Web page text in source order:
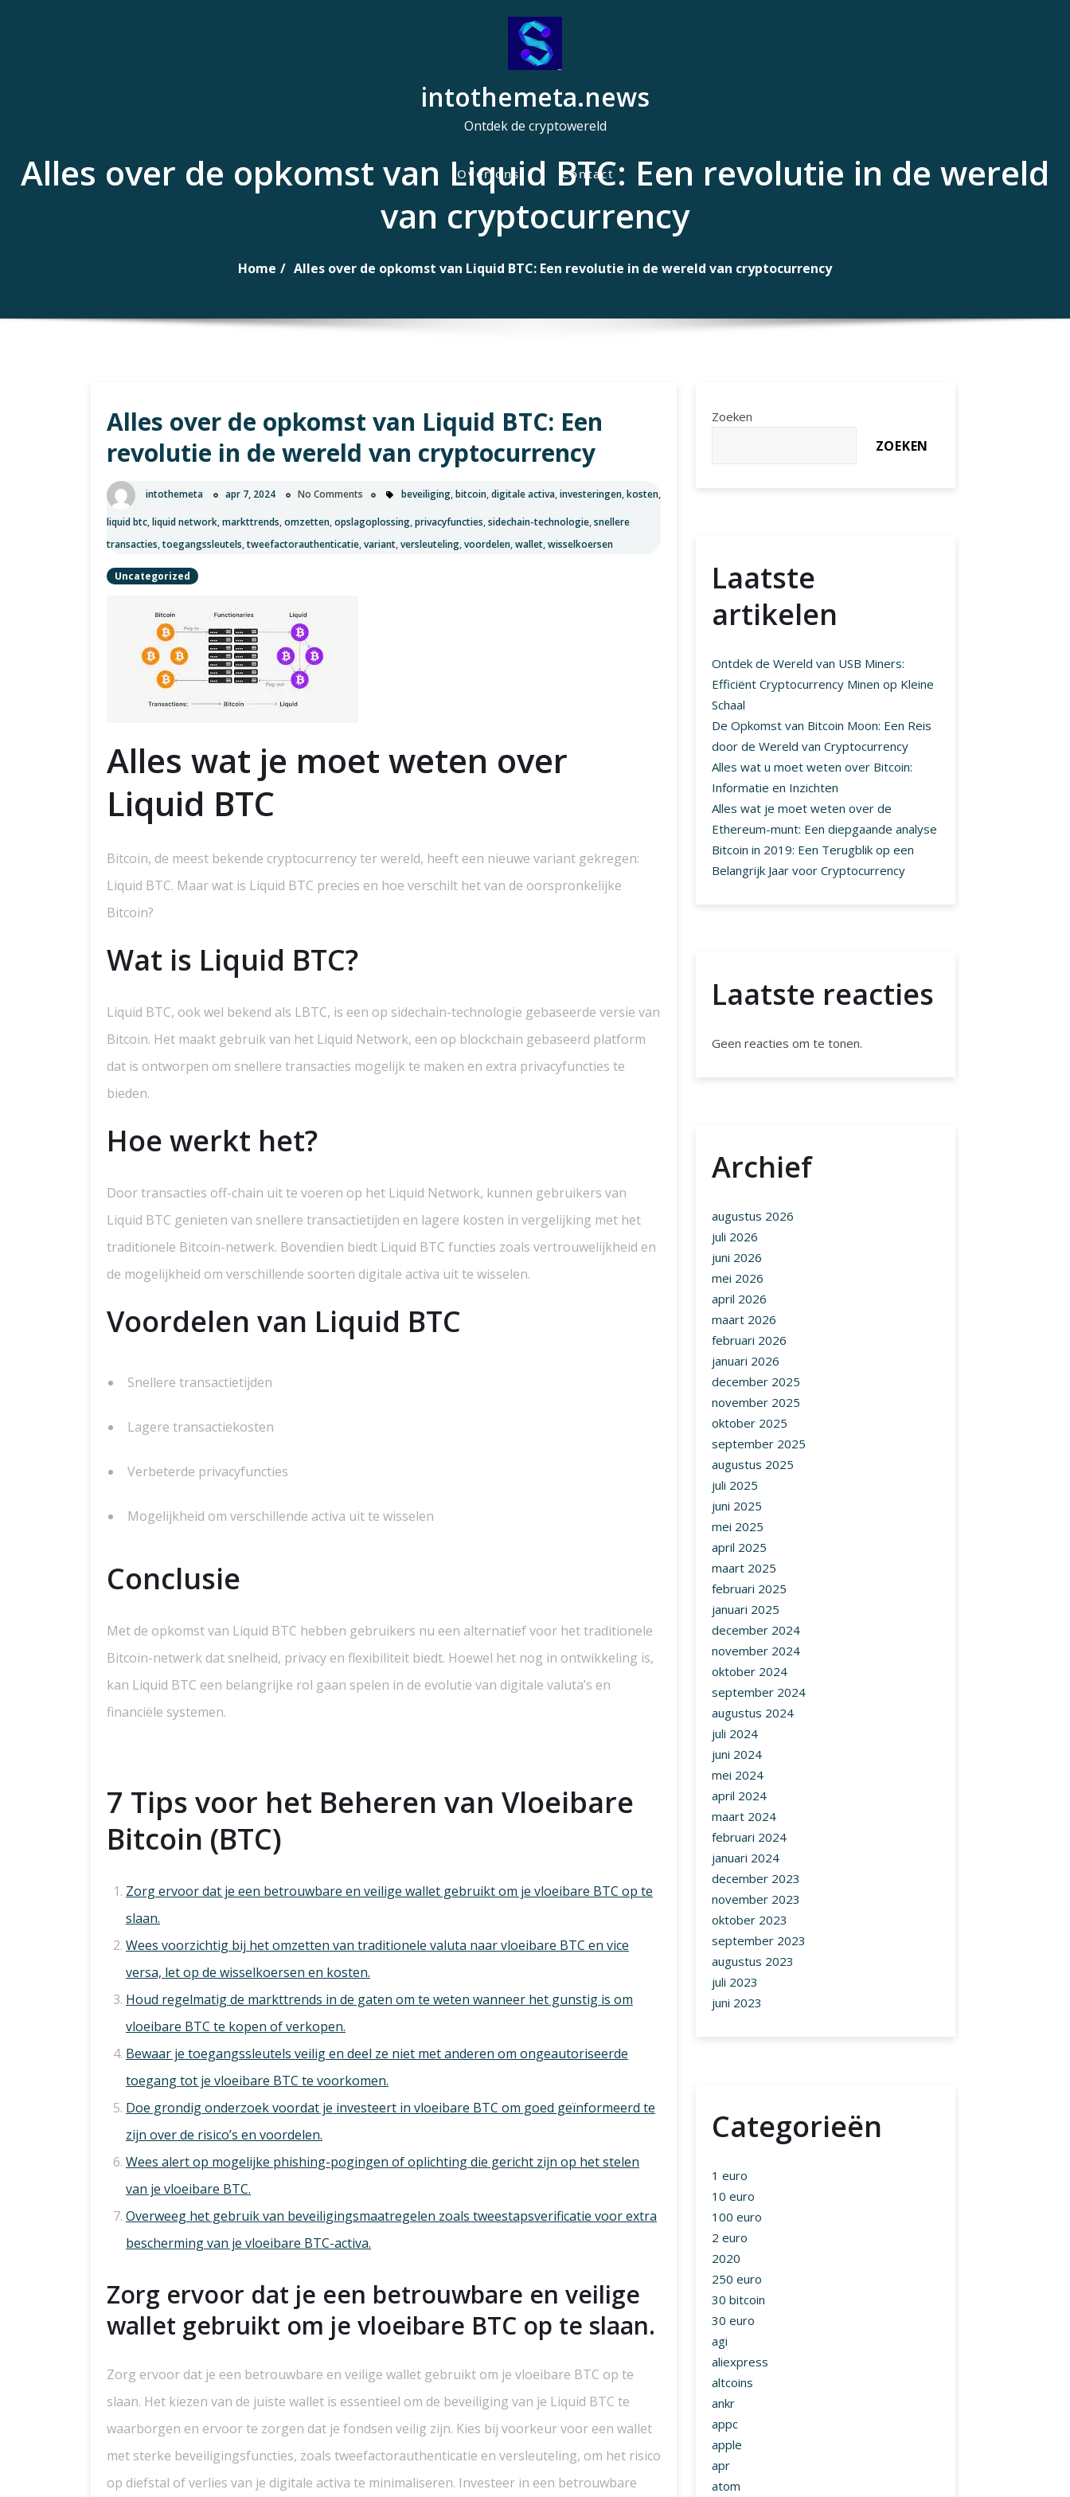
intothemeta.news
Ontdek de cryptowereld
H
d
e
Over ons Contact
Alles over de opkomst van Liquid BTC: Een revolutie in de wereld
van cryptocurrency
Home Alles over de opkomst van Liquid BTC: Een revolutie in de wereld van cryptocurrency
Alles over de opkomst van Liquid BTC: Een
revolutie in de wereld van cryptocurrency
intothemeta apr 7, 2024 No Comments beveiliging,bitcoin,digitale activa,investeringen,kosten,
liquid btc,liquid network,markttrends,omzetten,opslagoplossing,privacyfuncties,sidechain-technologie,snellere
transacties,toegangssleutels,tweefactorauthenticatie,variant,versleuteling,voordelen,wallet,wisselkoersen
Uncategorized
Alles wat je moet weten over
Liquid BTC
Bitcoin, de meest bekende cryptocurrency ter wereld, heeft een nieuwe variant gekregen:
Liquid BTC. Maar wat is Liquid BTC precies en hoe verschilt het van de oorspronkelijke
Bitcoin?
Wat is Liquid BTC?
Liquid BTC, ook wel bekend als LBTC, is een op sidechain-technologie gebaseerde versie van
Bitcoin. Het maakt gebruik van het Liquid Network, een op blockchain gebaseerd platform
dat is ontworpen om snellere transacties mogelijk te maken en extra privacyfuncties te
bieden.
Hoe werkt het?
Door transacties off-chain uit te voeren op het Liquid Network, kunnen gebruikers van
Liquid BTC genieten van snellere transactietijden en lagere kosten in vergelijking met het
traditionele Bitcoin-netwerk. Bovendien biedt Liquid BTC functies zoals vertrouwelijkheid en
de mogelijkheid om verschillende soorten digitale activa uit te wisselen.
Voordelen van Liquid BTC
Snellere transactietijden
Lagere transactiekosten
Verbeterde privacyfuncties
Mogelijkheid om verschillende activa uit te wisselen
Conclusie
Met de opkomst van Liquid BTC hebben gebruikers nu een alternatief voor het traditionele
Bitcoin-netwerk dat snelheid, privacy en flexibiliteit biedt. Hoewel het nog in ontwikkeling is,
kan Liquid BTC een belangrijke rol gaan spelen in de evolutie van digitale valuta’s en
financiële systemen.
7 Tips voor het Beheren van Vloeibare
Bitcoin (BTC)
Zorg ervoor dat je een betrouwbare en veilige wallet gebruikt om je vloeibare BTC op te
slaan.
Wees voorzichtig bij het omzetten van traditionele valuta naar vloeibare BTC en vice
versa, let op de wisselkoersen en kosten.
Houd regelmatig de markttrends in de gaten om te weten wanneer het gunstig is om
vloeibare BTC te kopen of verkopen.
Bewaar je toegangssleutels veilig en deel ze niet met anderen om ongeautoriseerde
toegang tot je vloeibare BTC te voorkomen.
Doe grondig onderzoek voordat je investeert in vloeibare BTC om goed geïnformeerd te
zijn over de risico’s en voordelen.
Wees alert op mogelijke phishing-pogingen of oplichting die gericht zijn op het stelen
van je vloeibare BTC.
Overweeg het gebruik van beveiligingsmaatregelen zoals tweestapsverificatie voor extra
bescherming van je vloeibare BTC-activa.
Zorg ervoor dat je een betrouwbare en veilige
wallet gebruikt om je vloeibare BTC op te slaan.
Zorg ervoor dat je een betrouwbare en veilige wallet gebruikt om je vloeibare BTC op te
slaan. Het kiezen van de juiste wallet is essentieel om de beveiliging van je Liquid BTC te
waarborgen en ervoor te zorgen dat je fondsen veilig zijn. Kies bij voorkeur voor een wallet
met sterke beveiligingsfuncties, zoals tweefactorauthenticatie en versleuteling, om het risico
op diefstal of verlies van je digitale activa te minimaliseren. Investeer in een betrouwbare
Zoeken
ZOEKEN
Laatste
artikelen
Ontdek de Wereld van USB Miners:
Efficiënt Cryptocurrency Minen op Kleine
Schaal
De Opkomst van Bitcoin Moon: Een Reis
door de Wereld van Cryptocurrency
Alles wat u moet weten over Bitcoin:
Informatie en Inzichten
Alles wat je moet weten over de
Ethereum-munt: Een diepgaande analyse
Bitcoin in 2019: Een Terugblik op een
Belangrijk Jaar voor Cryptocurrency
Laatste reacties
Geen reacties om te tonen.
Archief
augustus 2026
juli 2026
juni 2026
mei 2026
april 2026
maart 2026
februari 2026
januari 2026
december 2025
november 2025
oktober 2025
september 2025
augustus 2025
juli 2025
juni 2025
mei 2025
april 2025
maart 2025
februari 2025
januari 2025
december 2024
november 2024
oktober 2024
september 2024
augustus 2024
juli 2024
juni 2024
mei 2024
april 2024
maart 2024
februari 2024
januari 2024
december 2023
november 2023
oktober 2023
september 2023
augustus 2023
juli 2023
juni 2023
Categorieën
1 euro
10 euro
100 euro
2 euro
2020
250 euro
30 bitcoin
30 euro
agi
aliexpress
altcoins
ankr
appc
apple
apr
atom